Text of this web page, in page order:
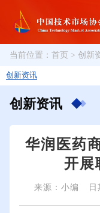
当前位置： 首页 > 创新
创新资讯
创新资讯
华润医药
开展
来源：小编